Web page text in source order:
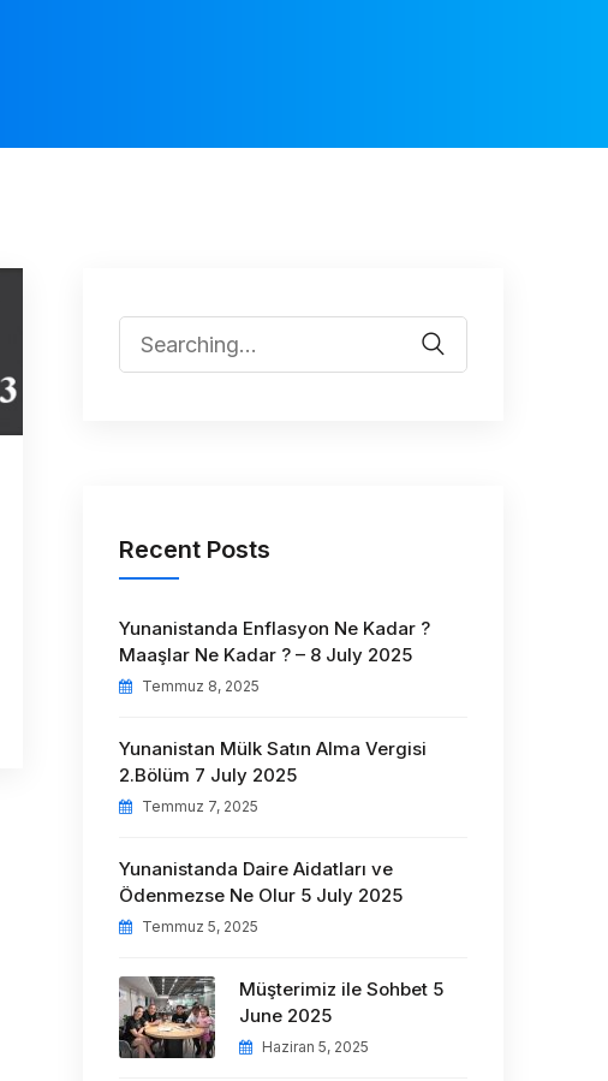
Recent Posts
Yunanistanda Enflasyon Ne Kadar ?
Maaşlar Ne Kadar ? – 8 July 2025
Temmuz 8, 2025
Yunanistan Mülk Satın Alma Vergisi
2.Bölüm 7 July 2025
Temmuz 7, 2025
Yunanistanda Daire Aidatları ve
Ödenmezse Ne Olur 5 July 2025
Temmuz 5, 2025
Müşterimiz ile Sohbet 5
June 2025
Haziran 5, 2025